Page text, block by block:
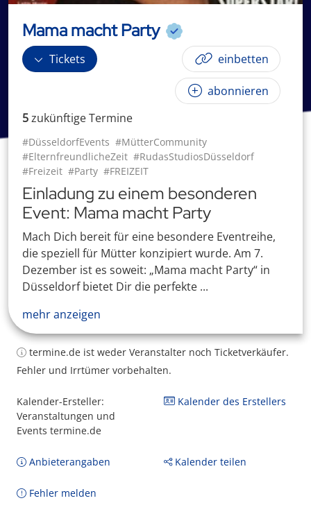
Mama macht Party
Tickets einbetten
abonnieren
5zukünftigeTermine
#DüsseldorfEvents #MütterCommunity
#ElternfreundlicheZeit #RudasStudiosDüsseldorf
#Freizeit #Party #FREIZEIT
Einladung zu einem besonderen
Event: Mama macht Party
Mach Dich bereit für eine besondere Eventreihe,
die speziell für Mütter konzipiert wurde. Am 7.
Dezember ist es soweit: „Mama macht Party“ in
Düsseldorf bietet Dir die perfekte ...
mehr anzeigen
termine.de ist weder Veranstalter noch Ticketverkäufer.
Fehler und Irrtümer vorbehalten.
Kalender-Ersteller:
Veranstaltungen und
Events termine.de
Kalender des Erstellers
Anbieterangaben Kalender teilen
Fehler melden